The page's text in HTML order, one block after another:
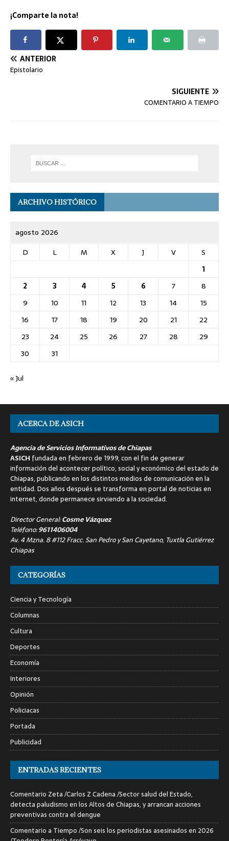
¡Comparte la nota!
ANTERIOR
Epistolario
SIGUIENTE
COMENTARIO A TIEMPO
ARCHIVO HISTÓRICO
agosto 2026
D
L M X J V
S
1
2
3 4 5 6 7
8
9
10 11 12 13 14
15
16
17 18 19 20 21
22
23
24 25 26 27 28
29
30
31
« Jul
ACERCA DE ASICH
Agencia de Servicios Informativos de Chiapas
ASICH fundada en febrero de 1999, con el fin de generar
información del acontecer político, social y económico del estado de
Chiapas, publicando en los distintos medios de comunicación en la
entidad. Dos años después se transforma en portal de noticias en
internet, donde permanece sirviendo a la sociedad.
Director General:Cosme Vázquez
Teléfono:9611406004
Av. 4 Mzna. 8 #112 Fracc. San Pedro y San Cayetano, Tuxtla Gutiérrez
Chiapas
CATEGORÍAS
Ciencia y Tecnología
Columnas
Cultura
Deportes
Economía
Interiores
Opinión
Policiacas
Portada
Publicidad
ENTRADAS RECIENTES
Comentario Zeta /Carlos Z Cadena /Sector salud del Estado,
detecta paludismo en los Altos de Chiapas, y arrancan acciones
preventivas contra el dengue
Comentario a Tiempo /Son seis los periodistas asesinados en 2026